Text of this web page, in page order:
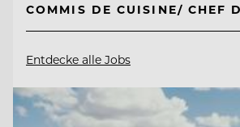
COMMIS DE CUISINE/ CHEF
Entdecke alle Jobs